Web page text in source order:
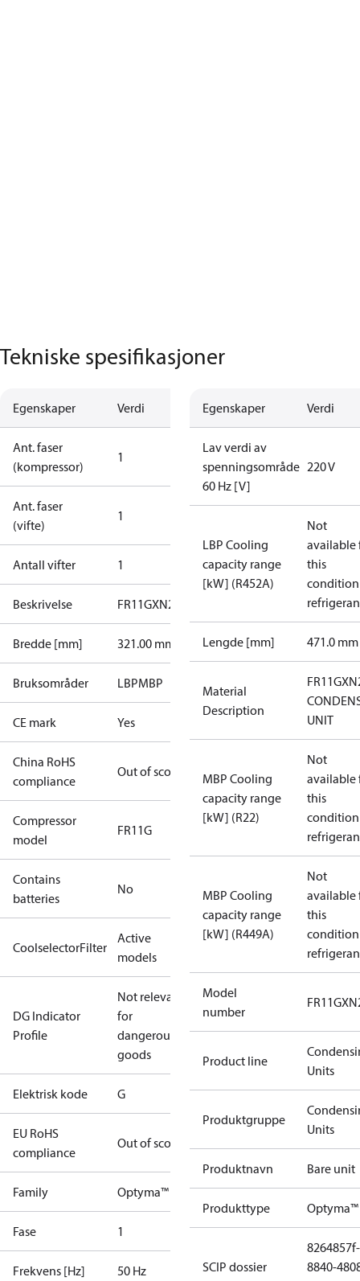
Tekniske spesifikasjoner
Egenskaper Verdi
Ant. faser
(kompressor)
1
Ant. faser
(vifte)
1
Antall vifter 1
Beskrivelse FR11GXN2
Bredde [mm] 321.00 mm
Bruksområder LBPMBP
CE mark Yes
China RoHS
compliance
Out of scope
Compressor
model
FR11G
Contains
batteries
No
CoolselectorFilter
Active
models
DG Indicator
Profile
Not relevant
for
dangerous
goods
Elektrisk kode G
EU RoHS
compliance
Out of scope
Family Optyma™
Fase 1
Frekvens [Hz] 50 Hz
Egenskaper Verdi
Lav verdi av
spenningsområde
60 Hz [V]
220 V
LBP Cooling
capacity range
[kW] (R452A)
Not
available
this
Lengde [mm] 471.0 mm
Material
Description
UNIT
MBP Cooling
capacity range
[kW] (R22)
Not
available
this
MBP Cooling
capacity range
[kW] (R449A)
Not
available
this
Model
number
Product line
Units
Produktgruppe
Units
Produktnavn Bare unit
Produkttype Optyma™
SCIP dossier
8264857f-
8840-